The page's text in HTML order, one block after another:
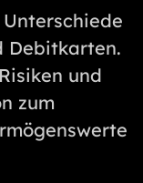
Debitkarten.
und
zum